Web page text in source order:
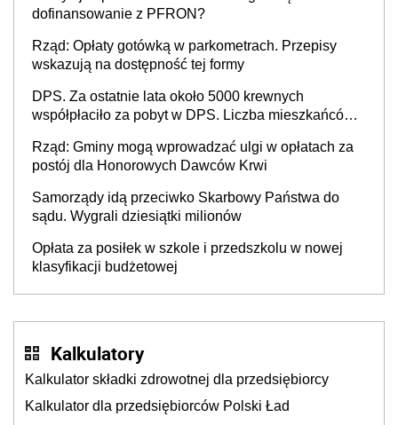
dofinansowanie z PFRON?
Rząd: Opłaty gotówką w parkometrach. Przepisy
wskazują na dostępność tej formy
DPS. Za ostatnie lata około 5000 krewnych
współpłaciło za pobyt w DPS. Liczba mieszkańców
Rząd: Gminy mogą wprowadzać ulgi w opłatach za
postój dla Honorowych Dawców Krwi
Samorządy idą przeciwko Skarbowy Państwa do
sądu. Wygrali dziesiątki milionów
Opłata za posiłek w szkole i przedszkolu w nowej
klasyfikacji budżetowej
Kalkulatory
Kalkulator składki zdrowotnej dla przedsiębiorcy
Kalkulator dla przedsiębiorców Polski Ład